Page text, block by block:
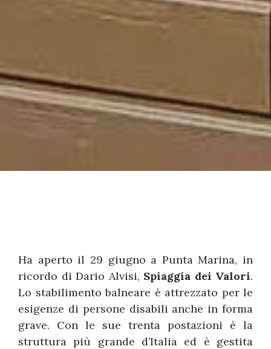
Ha aperto il 29 giugno a Punta Marina, in
ricordo di Dario Alvisi, Spiaggia dei Valori.
Lo stabilimento balneare è attrezzato per le
esigenze di persone disabili anche in forma
grave. Con le sue trenta postazioni è la
struttura più grande d’Italia ed è gestita